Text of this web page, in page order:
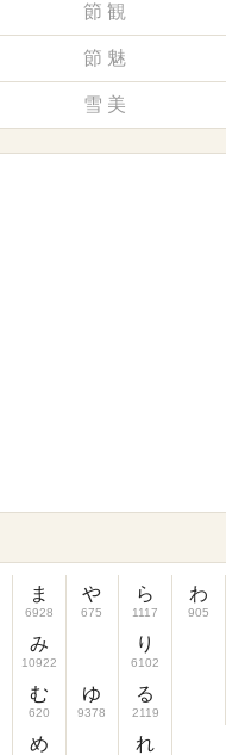
節 観
節 魅
雪 美
ま
6928
み
10922
む
620
め
や
675
ゆ
9378
ら
1117
り
6102
る
2119
れ
わ
905